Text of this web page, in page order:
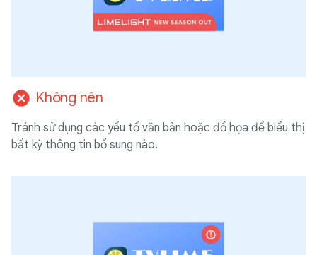
cancel Không nên
Tránh sử dụng các yếu tố văn bản hoặc đồ họa để biểu thị
bất kỳ thông tin bổ sung nào.